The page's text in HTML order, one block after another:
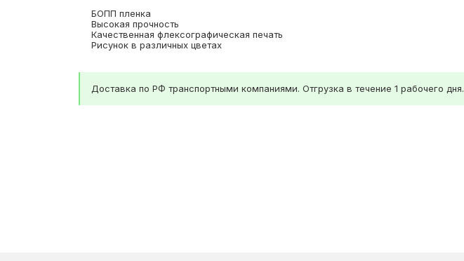
БОПП пленка
Высокая прочность
Качественная флексографическая печать
Рисунок в различных цветах
Доставка по РФ транспортными компаниями. Отгрузка в течение 1 рабочего дня.